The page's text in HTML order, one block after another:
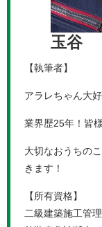
玉谷
【執筆者】
アラレちゃん大
業界歴25年！皆
大切なおうちの
きます！
【所有資格】
二級建築施工管